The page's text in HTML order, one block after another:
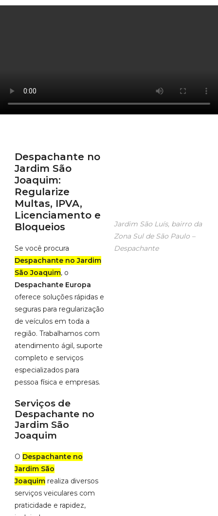
Despachante no
Jardim São
Joaquim:
Regularize
Multas, IPVA,
Licenciamento e
Bloqueios
Se você procura
Despachante no Jardim
São Joaquim, o
Despachante Europa
oferece soluções rápidas e
seguras para regularização
de veículos em toda a
região. Trabalhamos com
atendimento ágil, suporte
completo e serviços
especializados para
pessoa física e empresas.
Serviços de
Despachante no
Jardim São
Joaquim
O Despachante no
Jardim São
Joaquim realiza diversos
serviços veiculares com
praticidade e rapidez,
Jardim São Luís, bairro da
Zona Sul de São Paulo –
Despachante